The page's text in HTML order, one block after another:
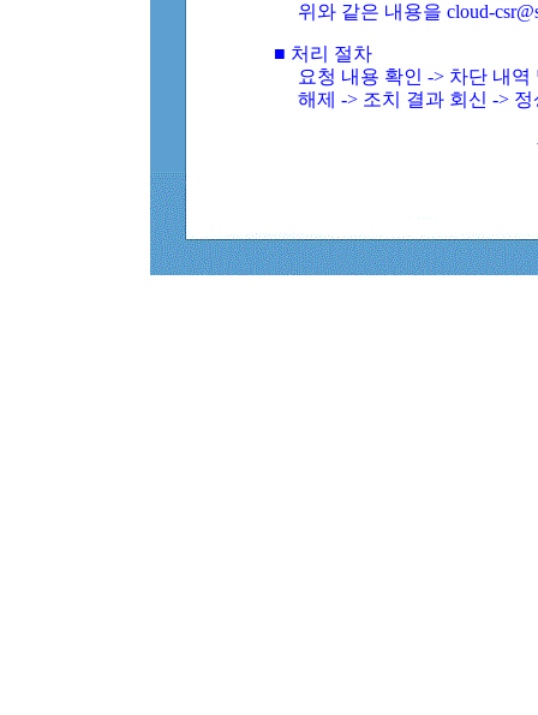
위와 같은 내용을 cloud-
■ 처리 절차
요청 내용 확인 -> 차단 내
해제 -> 조치 결과 회신 ->